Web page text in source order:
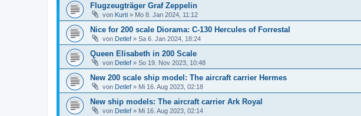
Flugzeugträger Graf Zeppelin
von Kurti » Mo 8. Jan 2024, 11:12
Nice for 200 scale Diorama: C-130 Hercules of Forrestal
von Detlef » Sa 6. Jan 2024, 18:24
Queen Elisabeth in 200 Scale
von Detlef » So 19. Nov 2023, 10:48
New 200 scale ship model: The aircraft carrier Hermes
von Detlef » Mi 16. Aug 2023, 02:18
New ship models: The aircraft carrier Ark Royal
von Detlef » Mi 16. Aug 2023, 02:14